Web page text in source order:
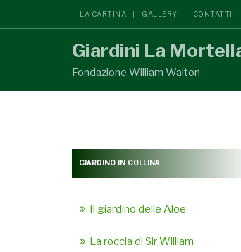
LA CARTINA GALLERY CONTATTI
Giardini La
Fondazione William Walton
GIARDINO IN COLLINA
Il giardino delle Aloe
La roccia di Sir William